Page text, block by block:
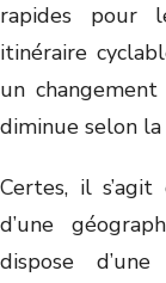
rapides pour
itinéraire
un
diminue selon la
Certes, il s’agit
d’une
dispose